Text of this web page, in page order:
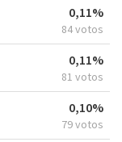
0,11%
84 votos
0,11%
81 votos
0,10%
79 votos